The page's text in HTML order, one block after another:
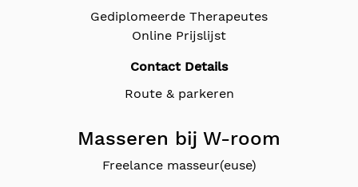
Gediplomeerde Therapeutes
Online Prijslijst
Contact Details
Route & parkeren
Masseren bij W-room
Freelance masseur(euse)